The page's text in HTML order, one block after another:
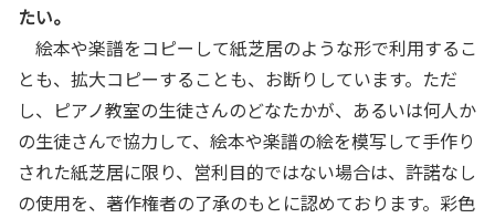
たい。
絵本や楽譜をコピーして紙芝居のような形で利用するこ
とも、拡大コピーすることも、お断りしています。ただ
し、ピアノ教室の生徒さんのどなたかが、あるいは何人か
の生徒さんで協力して、絵本や楽譜の絵を模写して手作り
された紙芝居に限り、営利目的ではない場合は、許諾なし
の使用を、著作権者の了承のもとに認めております。彩色